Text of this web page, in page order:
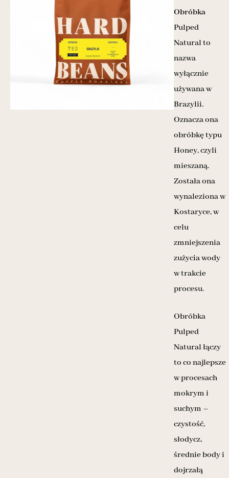
Obróbka
Pulped
Natural to
nazwa
wyłącznie
używana w
Brazylii.
Oznacza ona
obróbkę typu
Honey, czyli
mieszaną.
Została ona
wynaleziona w
Kostaryce, w
celu
zmniejszenia
zużycia wody
w trakcie
procesu.
Obróbka
Pulped
Natural łączy
to co najlepsze
w procesach
mokrym i
suchym –
czystość,
słodycz,
średnie body i
dojrzałą